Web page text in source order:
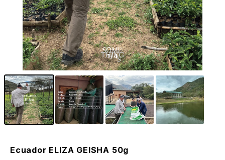
1/4
Ecuador ELIZA GEISHA 50g